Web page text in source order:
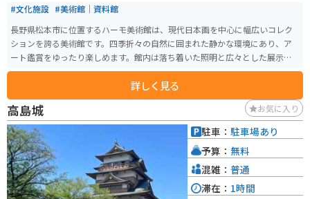
#文化施設 #美術館｜資料館
長野県松本市に位置するハーモ美術館は、現代日本画を中心に幅広いコレク
ションを誇る美術館です。四季折々の自然に囲まれた静かな環境にあり、ア
ート鑑賞をゆったり楽しめます。館内は落ち着いた照明と広々とした展示ス
ペースで、作品とじっくり向き合うことができます。 バイクで訪れる場合、
美術館周辺には駐輪スペースがあり安心して停められます。また、松本市は
風光明媚なツーリングコースが多く、観光と合わせて自然の中を走るのもお
すすめです。おしゃれなカフェも近隣に点在し、美術鑑賞後の休憩にもぴっ
たりです。
詳しく見る
高島城 お気に入り
駐車： 駐車場あり
予算： 無料
混雑： 普通
滞在： 1時間